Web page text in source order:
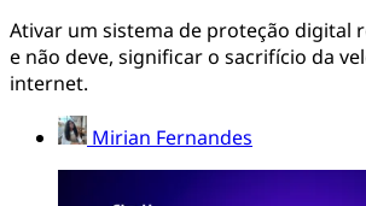
Ativar um sistema de proteção digital
e não deve, significar o sacrifício da
internet.
Mirian Fernandes